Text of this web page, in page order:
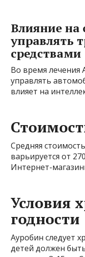
Влияние на
управлять
средствами
Во время лечения
управлять
влияет на
Средняя
варьируется от
Интернет-
Условия
годности
Ауробин следует
детей должен